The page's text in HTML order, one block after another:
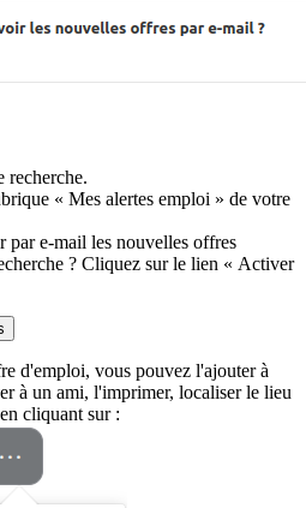
recherche.
« Mes alertes emploi » de votre
par e-mail les nouvelles offres
? Cliquez sur le lien « Activer
d'emploi, vous pouvez l'ajouter à
à un ami, l'imprimer, localiser le lieu
cliquant sur :